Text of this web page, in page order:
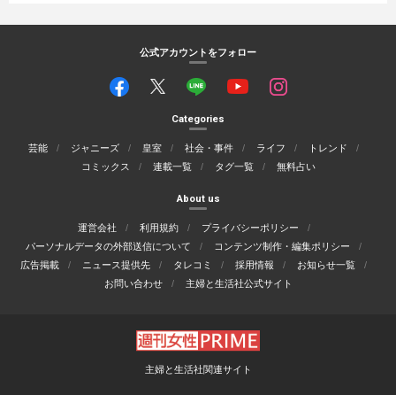
公式アカウントをフォロー
Categories
芸能 ジャニーズ 皇室 社会・事件 ライフ
トレンド
コミックス
連載一覧 タグ一覧 無料占い
About us
運営会社 利用規約
プライバシーポリシー
パーソナルデータの外部送信について
コンテンツ制作・編集ポリシー
広告掲載
ニュース提供先 タレコミ 採用情報
お知らせ一覧
お問い合わせ
主婦と生活社公式サイト
主婦と生活社関連サイト